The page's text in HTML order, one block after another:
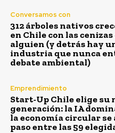
Conversamos con
312 árboles nativos
en Chile con las cenizas
alguien (y detrás hay
industria que nunca
debate ambiental)
Emprendimiento
Start-Up Chile elige su
generación: la IA
la economía circular se
paso entre las 59